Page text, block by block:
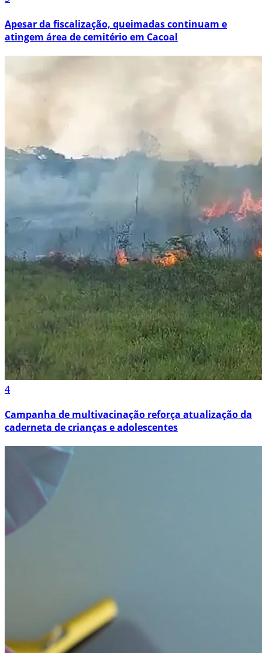
Apesar da fiscalização, queimadas continuam e
atingem área de cemitério em Cacoal
4
Campanha de multivacinação reforça atualização da
caderneta de crianças e adolescentes